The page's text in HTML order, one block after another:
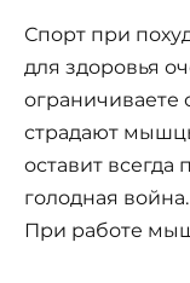
Спорт при
для здоровья
ограничиваете
страдают
оставит всегда
голодная
При работе